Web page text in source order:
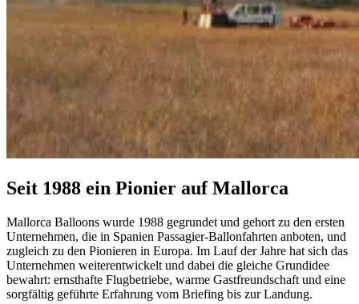
Seit 1988 ein Pionier auf Mallorca
Mallorca Balloons wurde 1988 gegrundet und gehort zu den ersten
Unternehmen, die in Spanien Passagier-Ballonfahrten anboten, und
zugleich zu den Pionieren in Europa. Im Lauf der Jahre hat sich das
Unternehmen weiterentwickelt und dabei die gleiche Grundidee
bewahrt: ernsthafte Flugbetriebe, warme Gastfreundschaft und eine
sorgfältig geführte Erfahrung vom Briefing bis zur Landung.